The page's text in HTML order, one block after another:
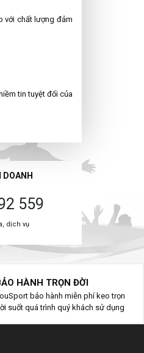
với chất lượng đảm
tin tuyệt đối của
DOANH
559
dịch vụ
HÀNH TRỌN ĐỜI
bảo hành miễn phí keo trọn
suốt quá trình quý khách sử dụng